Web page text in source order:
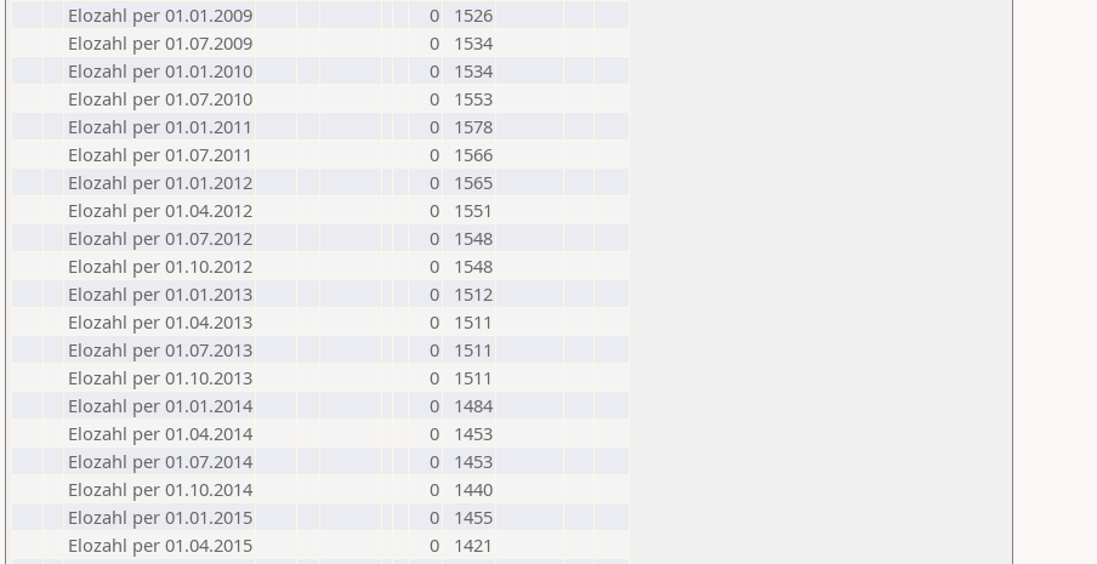
Elozahl per 01.01.2009
0
1526
Elozahl per 01.07.2009
0
1534
Elozahl per 01.01.2010
0
1534
Elozahl per 01.07.2010
0
1553
Elozahl per 01.01.2011
0
1578
Elozahl per 01.07.2011
0
1566
Elozahl per 01.01.2012
0
1565
Elozahl per 01.04.2012
0
1551
Elozahl per 01.07.2012
0
1548
Elozahl per 01.10.2012
0
1548
Elozahl per 01.01.2013
0
1512
Elozahl per 01.04.2013
0
1511
Elozahl per 01.07.2013
0
1511
Elozahl per 01.10.2013
0
1511
Elozahl per 01.01.2014
0
1484
Elozahl per 01.04.2014
0
1453
Elozahl per 01.07.2014
0
1453
Elozahl per 01.10.2014
0
1440
Elozahl per 01.01.2015
0
1455
Elozahl per 01.04.2015
0
1421